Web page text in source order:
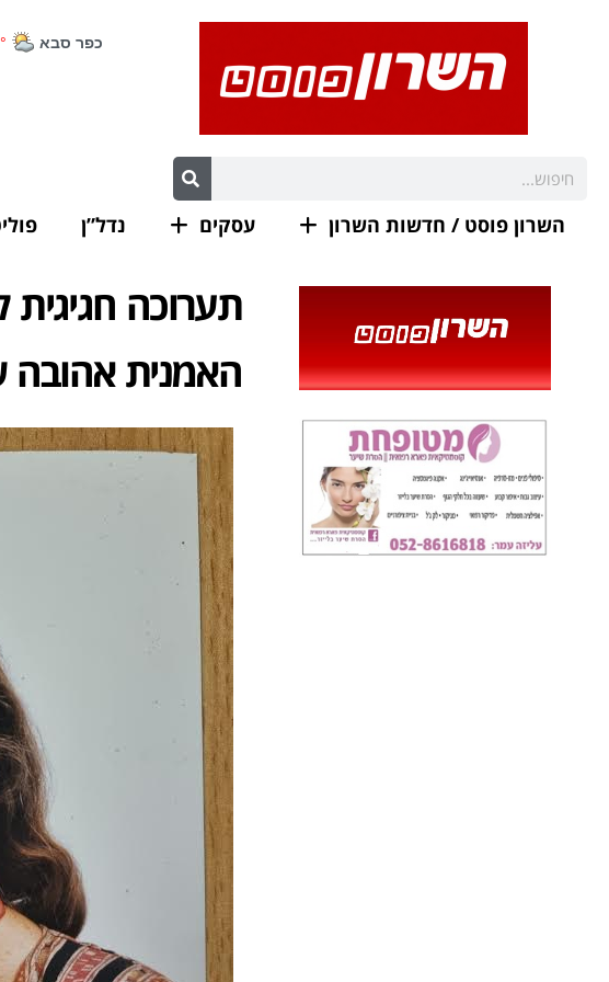
השרון פוסט / חדשות השרון עסקים נדל”ן
האמנית אהובה